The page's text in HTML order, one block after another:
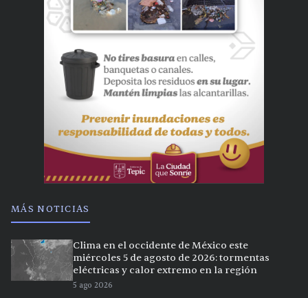
MÁS NOTICIAS
Clima en el occidente de México este
miércoles 5 de agosto de 2026: tormentas
eléctricas y calor extremo en la región
5 ago 2026